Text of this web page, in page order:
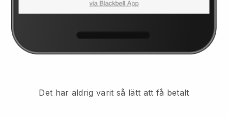
Det har aldrig varit så lätt att få betalt